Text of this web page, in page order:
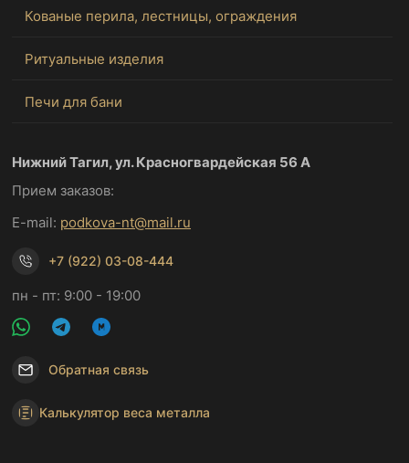
Кованые перила, лестницы, ограждения
Ритуальные изделия
Печи для бани
Нижний Тагил, ул. Красногвардейская 56 А
Прием заказов:
E-mail: podkova-nt@mail.ru
+7 (922) 03-08-444
пн - пт: 9:00 - 19:00
Обратная связь
Калькулятор веса металла